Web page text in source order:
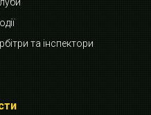
та інспектори